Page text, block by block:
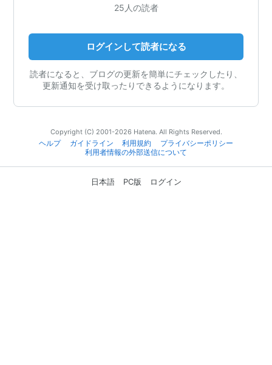
25人の読者
ログインして読者になる
読者になると、ブログの更新を簡単にチェックしたり、
更新通知を受け取ったりできるようになります。
Copyright (C) 2001-2026 Hatena. All Rights Reserved.
ヘルプ
ガイドライン 利用規約
プライバシーポリシー
利用者情報の外部送信について
日本語 PC版 ログイン